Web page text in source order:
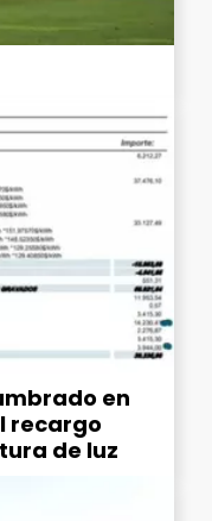
en
recargo
de luz